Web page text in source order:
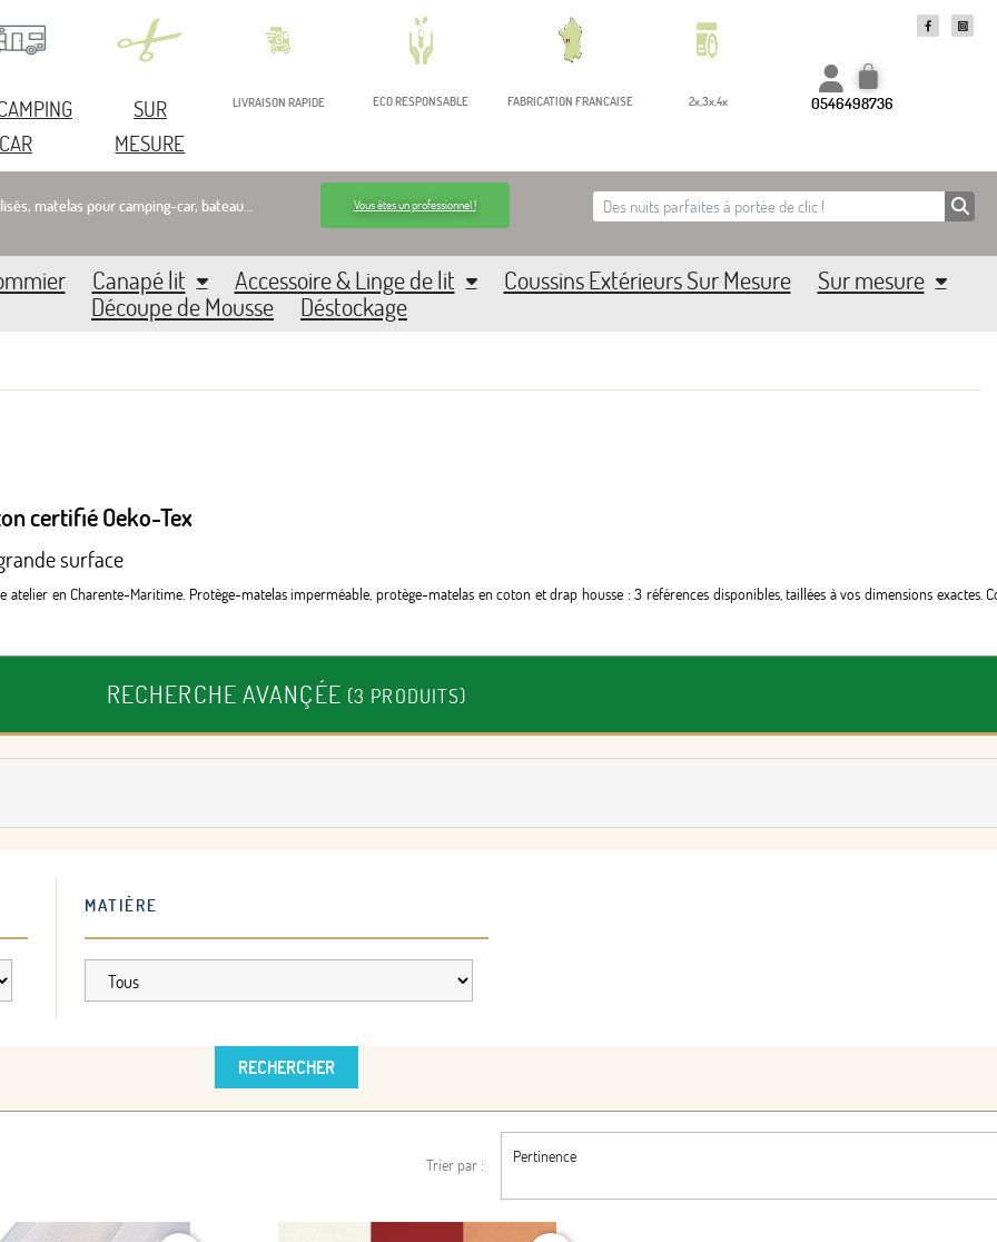
CAR
SUR
MESURE
LIVRAISON RAPIDE ECO RESPONSABLE FABRICATION FRANCAISE 2x,3x,4x 0546498736
matelas pour camping-car, bateau… Vous êtes un professionnel !
Canapé lit Accessoire & Linge de lit Coussins Extérieurs Sur Mesure
Sur mesure
Découpe de Mousse
Déstockage
certifié Oeko-Tex
surface
en Charente-Maritime. Protège-matelas imperméable, protège-matelas en coton et drap housse : 3 références disponibles, taillées à vos dimensions exactes.
RECHERCHE AVANÇÉE (3 PRODUITS)
MATIÈRE
Trier par : Pertinence